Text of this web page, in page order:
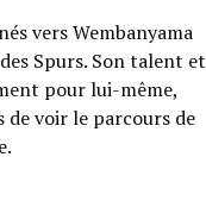
vers Wembanyama
Spurs. Son talent et
pour lui-même,
de voir le parcours de